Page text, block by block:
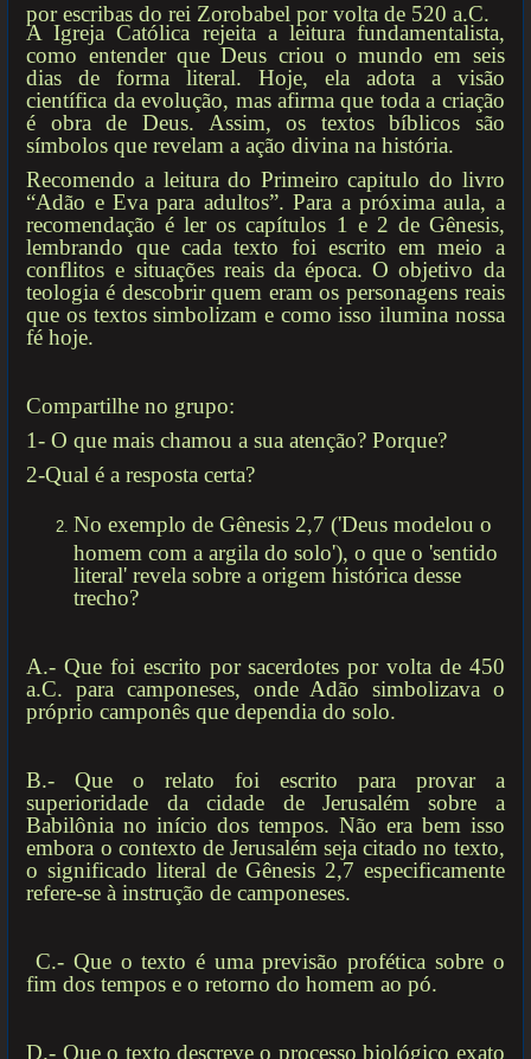
por escribas do rei Zorobabel por volta de 520 a.C.
A Igreja Católica rejeita a leitura fundamentalista,
como entender que Deus criou o mundo em seis
dias de forma literal. Hoje, ela adota a visão
científica da evolução, mas afirma que toda a criação
é obra de Deus. Assim, os textos bíblicos são
símbolos que revelam a ação divina na história.
Recomendo a leitura do Primeiro capitulo do livro
“Adão e Eva para adultos”. Para a próxima aula, a
recomendação é ler os capítulos 1 e 2 de Gênesis,
lembrando que cada texto foi escrito em meio a
conflitos e situações reais da época. O objetivo da
teologia é descobrir quem eram os personagens reais
que os textos simbolizam e como isso ilumina nossa
fé hoje.
Compartilhe no grupo:
1- O que mais chamou a sua atenção? Porque?
2-Qual é a resposta certa?
No exemplo de Gênesis 2,7 ('Deus modelou o
homem com a argila do solo'), o que o 'sentido
literal' revela sobre a origem histórica desse
trecho?
A.- Que foi escrito por sacerdotes por volta de 450
a.C. para camponeses, onde Adão simbolizava o
próprio camponês que dependia do solo.
B.- Que o relato foi escrito para provar a
superioridade da cidade de Jerusalém sobre a
Babilônia no início dos tempos. Não era bem isso
embora o contexto de Jerusalém seja citado no texto,
o significado literal de Gênesis 2,7 especificamente
refere-se à instrução de camponeses.
C.- Que o texto é uma previsão profética sobre o
fim dos tempos e o retorno do homem ao pó.
D.- Que o texto descreve o processo biológico exato